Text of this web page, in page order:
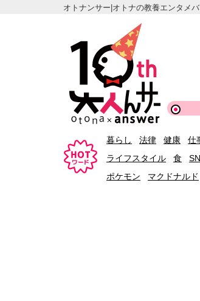
オトナンサー|オトナの教養エンタメ
暮らし 法律 健康 仕
ライフスタイル
食
ポケモン
マクドナルド